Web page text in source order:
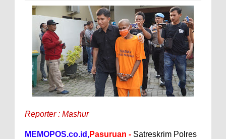
Reporter : Mashur
MEMOPOS.co.id,Pasuruan - Satreskrim Polres